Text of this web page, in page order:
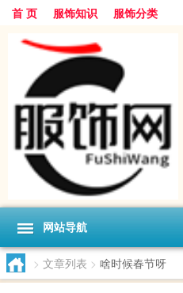
首 页 服饰知识 服饰分类
网站导航
> 文章列表 > 啥时候春节呀